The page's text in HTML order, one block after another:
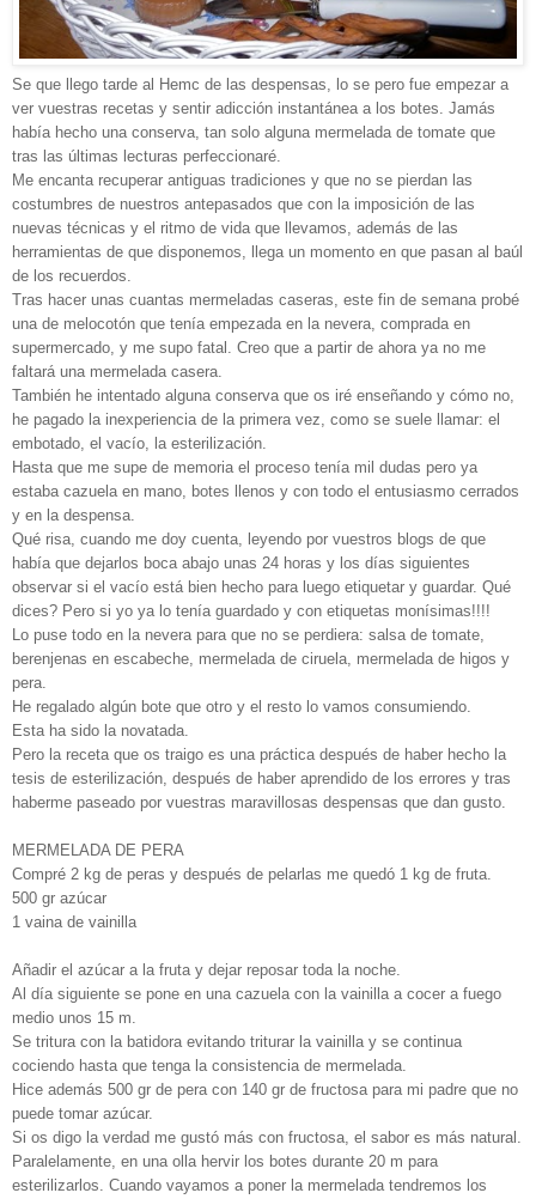
Se que llego tarde al Hemc de las despensas, lo se pero fue empezar a
ver vuestras recetas y sentir adicción instantánea a los botes. Jamás
había hecho una conserva, tan solo alguna mermelada de tomate que
tras las últimas lecturas perfeccionaré.
Me encanta recuperar antiguas tradiciones y que no se pierdan las
costumbres de nuestros antepasados que con la imposición de las
nuevas técnicas y el ritmo de vida que llevamos, además de las
herramientas de que disponemos, llega un momento en que pasan al baúl
de los recuerdos.
Tras hacer unas cuantas mermeladas caseras, este fin de semana probé
una de melocotón que tenía empezada en la nevera, comprada en
supermercado, y me supo fatal. Creo que a partir de ahora ya no me
faltará una mermelada casera.
También he intentado alguna conserva que os iré enseñando y cómo no,
he pagado la inexperiencia de la primera vez, como se suele llamar: el
embotado, el vacío, la esterilización.
Hasta que me supe de memoria el proceso tenía mil dudas pero ya
estaba cazuela en mano, botes llenos y con todo el entusiasmo cerrados
y en la despensa.
Qué risa, cuando me doy cuenta, leyendo por vuestros blogs de que
había que dejarlos boca abajo unas 24 horas y los días siguientes
observar si el vacío está bien hecho para luego etiquetar y guardar. Qué
dices? Pero si yo ya lo tenía guardado y con etiquetas monísimas!!!!
Lo puse todo en la nevera para que no se perdiera: salsa de tomate,
berenjenas en escabeche, mermelada de ciruela, mermelada de higos y
pera.
He regalado algún bote que otro y el resto lo vamos consumiendo.
Esta ha sido la novatada.
Pero la receta que os traigo es una práctica después de haber hecho la
tesis de esterilización, después de haber aprendido de los errores y tras
haberme paseado por vuestras maravillosas despensas que dan gusto.
MERMELADA DE PERA
Compré 2 kg de peras y después de pelarlas me quedó 1 kg de fruta.
500 gr azúcar
1 vaina de vainilla
Añadir el azúcar a la fruta y dejar reposar toda la noche.
Al día siguiente se pone en una cazuela con la vainilla a cocer a fuego
medio unos 15 m.
Se tritura con la batidora evitando triturar la vainilla y se continua
cociendo hasta que tenga la consistencia de mermelada.
Hice además 500 gr de pera con 140 gr de fructosa para mi padre que no
puede tomar azúcar.
Si os digo la verdad me gustó más con fructosa, el sabor es más natural.
Paralelamente, en una olla hervir los botes durante 20 m para
esterilizarlos. Cuando vayamos a poner la mermelada tendremos los